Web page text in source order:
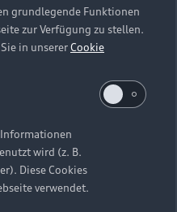
Einstellungen
und Anordnung der
Abbildungen auf dieser
grundlegende Funktionen
zur Verfügung zu stellen.
in unsererCookie
Informationen
wird (z. B.
Diese Cookies
verwendet.